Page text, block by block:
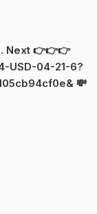
Next 👉👉👉
USD-04-21-6?
💸